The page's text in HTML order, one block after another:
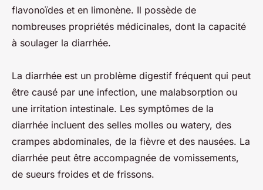
flavonoïdes et en limonène. Il possède de
nombreuses propriétés médicinales, dont la capacité
à soulager la diarrhée.
La diarrhée est un problème digestif fréquent qui peut
être causé par une infection, une malabsorption ou
une irritation intestinale. Les symptômes de la
diarrhée incluent des selles molles ou watery, des
crampes abdominales, de la fièvre et des nausées. La
diarrhée peut être accompagnée de vomissements,
de sueurs froides et de frissons.